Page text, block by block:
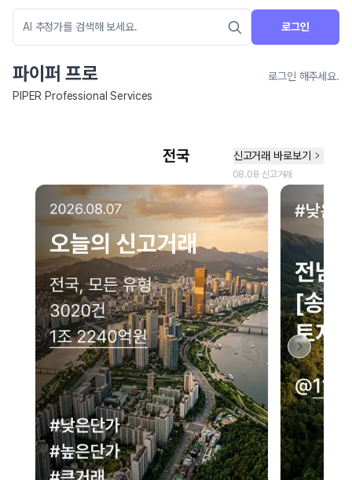
로그인
파이퍼 프로
로그인 해주세요.
PIPER Professional Services
네이버 지도 연결 안내
현재 네이버 지도 연결이 원활하지 않아 지도를 불러올 수 없습니다.
이용에 불편을 드려 죄송합니다.
다시 시도